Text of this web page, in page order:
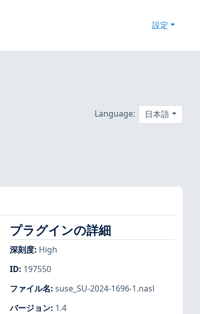
設定
Language: 日本語
プラグインの詳細
深刻度: High
ID: 197550
ファイル名: suse_SU-2024-1696-1.nasl
バージョン: 1.4